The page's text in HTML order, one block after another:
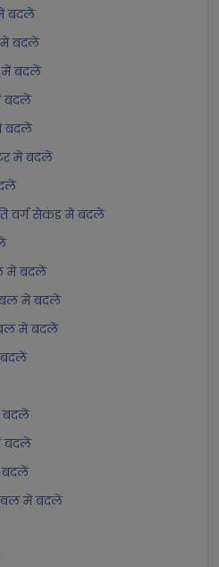
बदलें
बदलें
में बदलें
बदलें
बदलें
में बदलें
वर्ग सेकंड में बदलें
में बदलें
में बदलें
में बदलें
बदलें
बदलें
बल में बदलें